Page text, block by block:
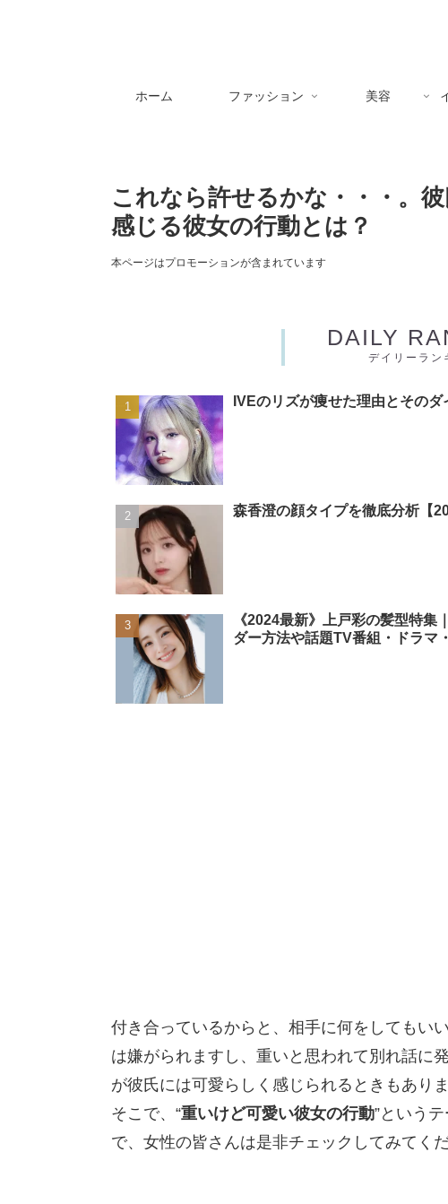
ホーム ファッション 美容
これなら許せるかな・・・。
感じる彼女の行動とは？
本ページはプロモーションが含まれています
DAILY
デイリーラン
IVEのリズが痩せた理由とそのダ
森香澄の顔タイプを徹底分析【
《2024最新》上戸彩の髪型特
ダー方法や話題TV番組・ドラマ
付き合っているからと、相手に何をしてもい
は嫌がられますし、重いと思われて別れ話に
が彼氏には可愛らしく感じられるときもありま
そこで、“重いけど可愛い彼女の行動”という
で、女性の皆さんは是非チェックしてみてく